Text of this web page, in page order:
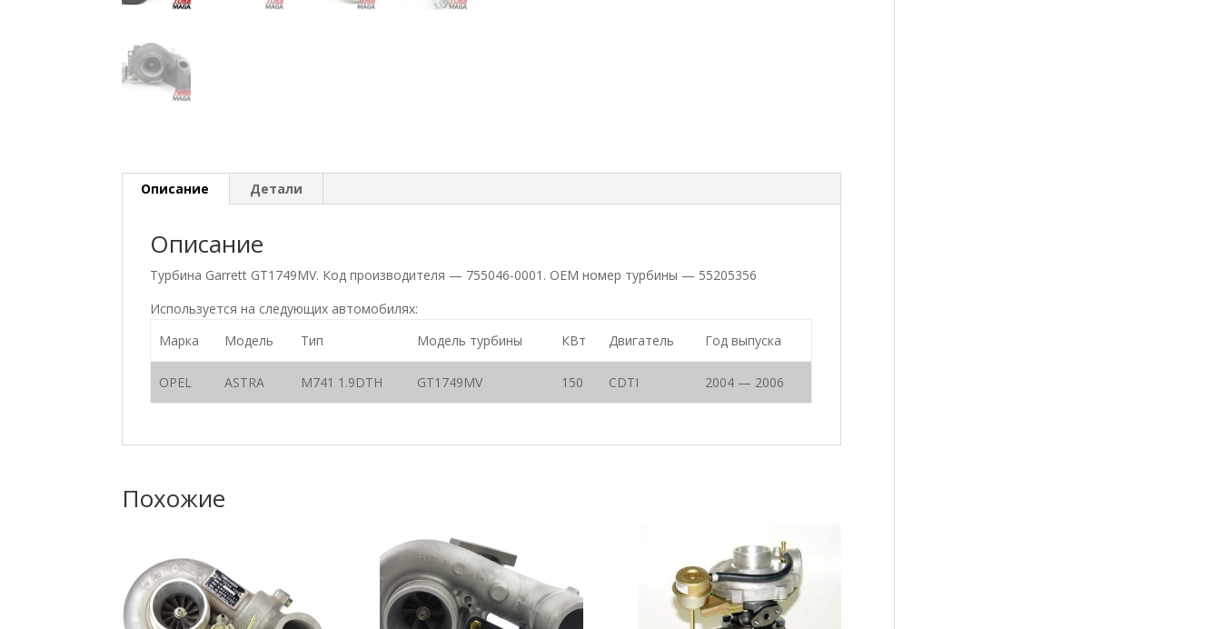
Описание Детали
Описание
Турбина Garrett GT1749MV. Код производителя — 755046-0001. ОЕМ номер турбины — 55205356
Используется на следующих автомобилях:
Марка
Модель Тип Модель турбины КВт Двигатель Год выпуска
OPEL ASTRA M741 1.9DTH GT1749MV 150 CDTI 2004 — 2006
Похожие